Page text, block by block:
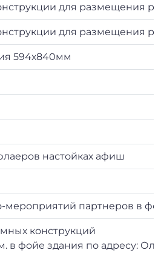
для размещения
для размещения
594х840мм
настойках афиш
партнеров в
конструкций
в фойе здания по адресу: